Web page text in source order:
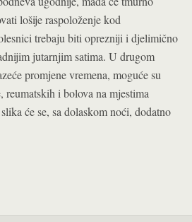
lošije raspoloženje kod
trebaju biti oprezniji i djelimično
jutarnjim satima. U drugom
promjene vremena, moguće su
reumatskih i bolova na mjestima
će se, sa dolaskom noći, dodatno